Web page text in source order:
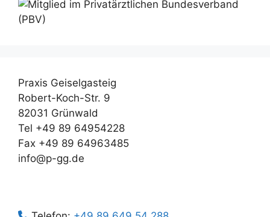
Praxis Geiselgasteig
Robert-Koch-Str. 9
82031 Grünwald
Tel +49 89 64954228
Fax +49 89 64963485
info@p-gg.de